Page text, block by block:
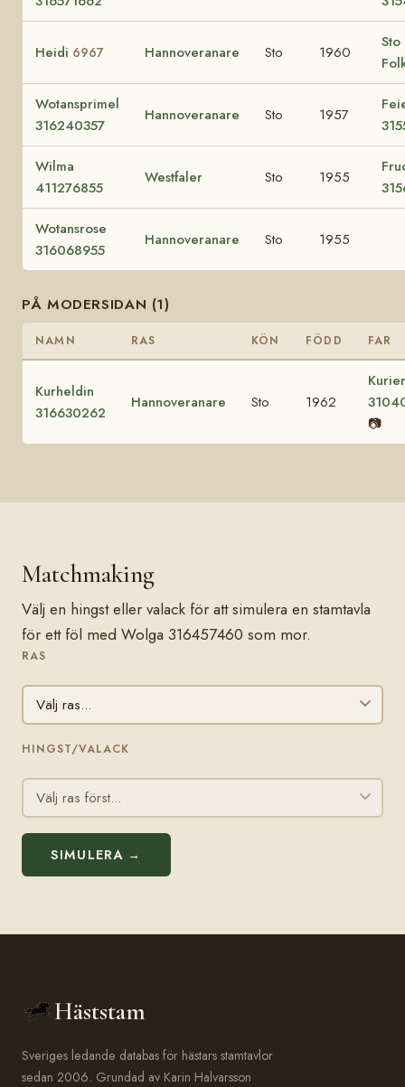
Heidi 6967 Hannoveranare Sto 1960
Sto
Wotansprimel
316240357
Hannoveranare Sto 1957
Wilma
411276855
Westfaler Sto 1955
Wotansrose
316068955
Hannoveranare Sto 1955
PÅ MODERSIDAN (1)
NAMN RAS KÖN FÖDD FAR
Kurheldin
316630262
Hannoveranare Sto 1962
Kurier
📷
Matchmaking
Välj en hingst eller valack för att simulera en stamtavla
för ett föl med Wolga 316457460 som mor.
RAS
HINGST/VALACK
SIMULERA →
Häststam
Sveriges ledande databas för hästars stamtavlor
sedan 2006. Grundad av Karin Halvarsson